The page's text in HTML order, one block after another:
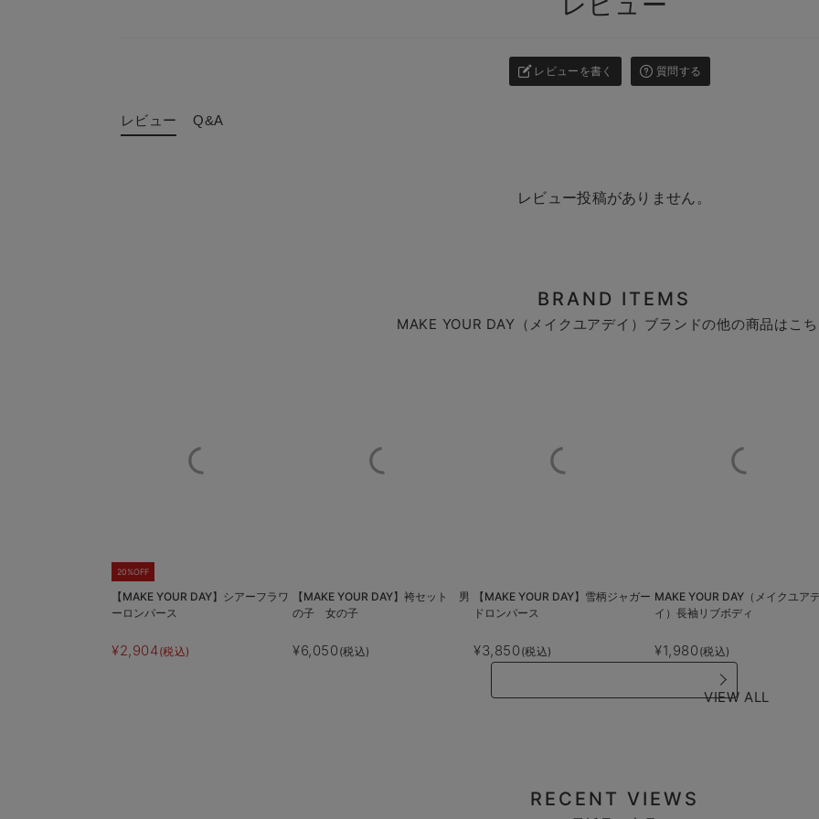
レビューを書く 質問する
レビュー Q&A
レビュー投稿がありません。
BRAND ITEMS
MAKE YOUR DAY（メイクユアデイ）ブランドの他の商品はこ
20%OFF
【MAKE YOUR DAY】シアーフラワ
ーロンパース
¥2,904(税込)
【MAKE YOUR DAY】袴セット 男
の子 女の子
¥6,050 (税込)
【MAKE YOUR DAY】雪柄ジャガー
ドロンパース
¥3,850 (税込)
MAKE YOUR DAY（メイクユア
イ）長袖リブボディ
¥1,980 (税込)
VIEW ALL
RECENT VIEWS